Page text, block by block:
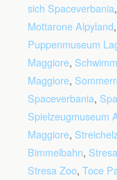
sich Spaceverbania,
Mottarone Alpyland,
Puppenmuseum
Maggiore,
Maggiore,
Spaceverbania,
Spielzeugmuseum
Maggiore,
Bimmelbahn,
Stresa Zoo, Toce